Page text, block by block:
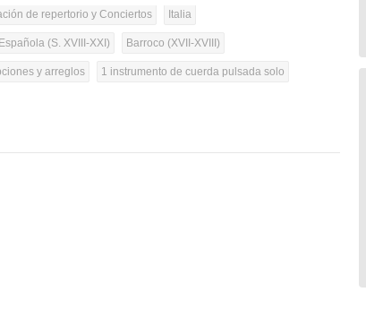
de repertorio y Conciertos Italia
(S. XVIII-XXI) Barroco (XVII-XVIII)
y arreglos 1 instrumento de cuerda pulsada solo